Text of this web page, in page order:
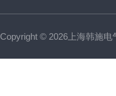
Copyright © 2026上海韩施